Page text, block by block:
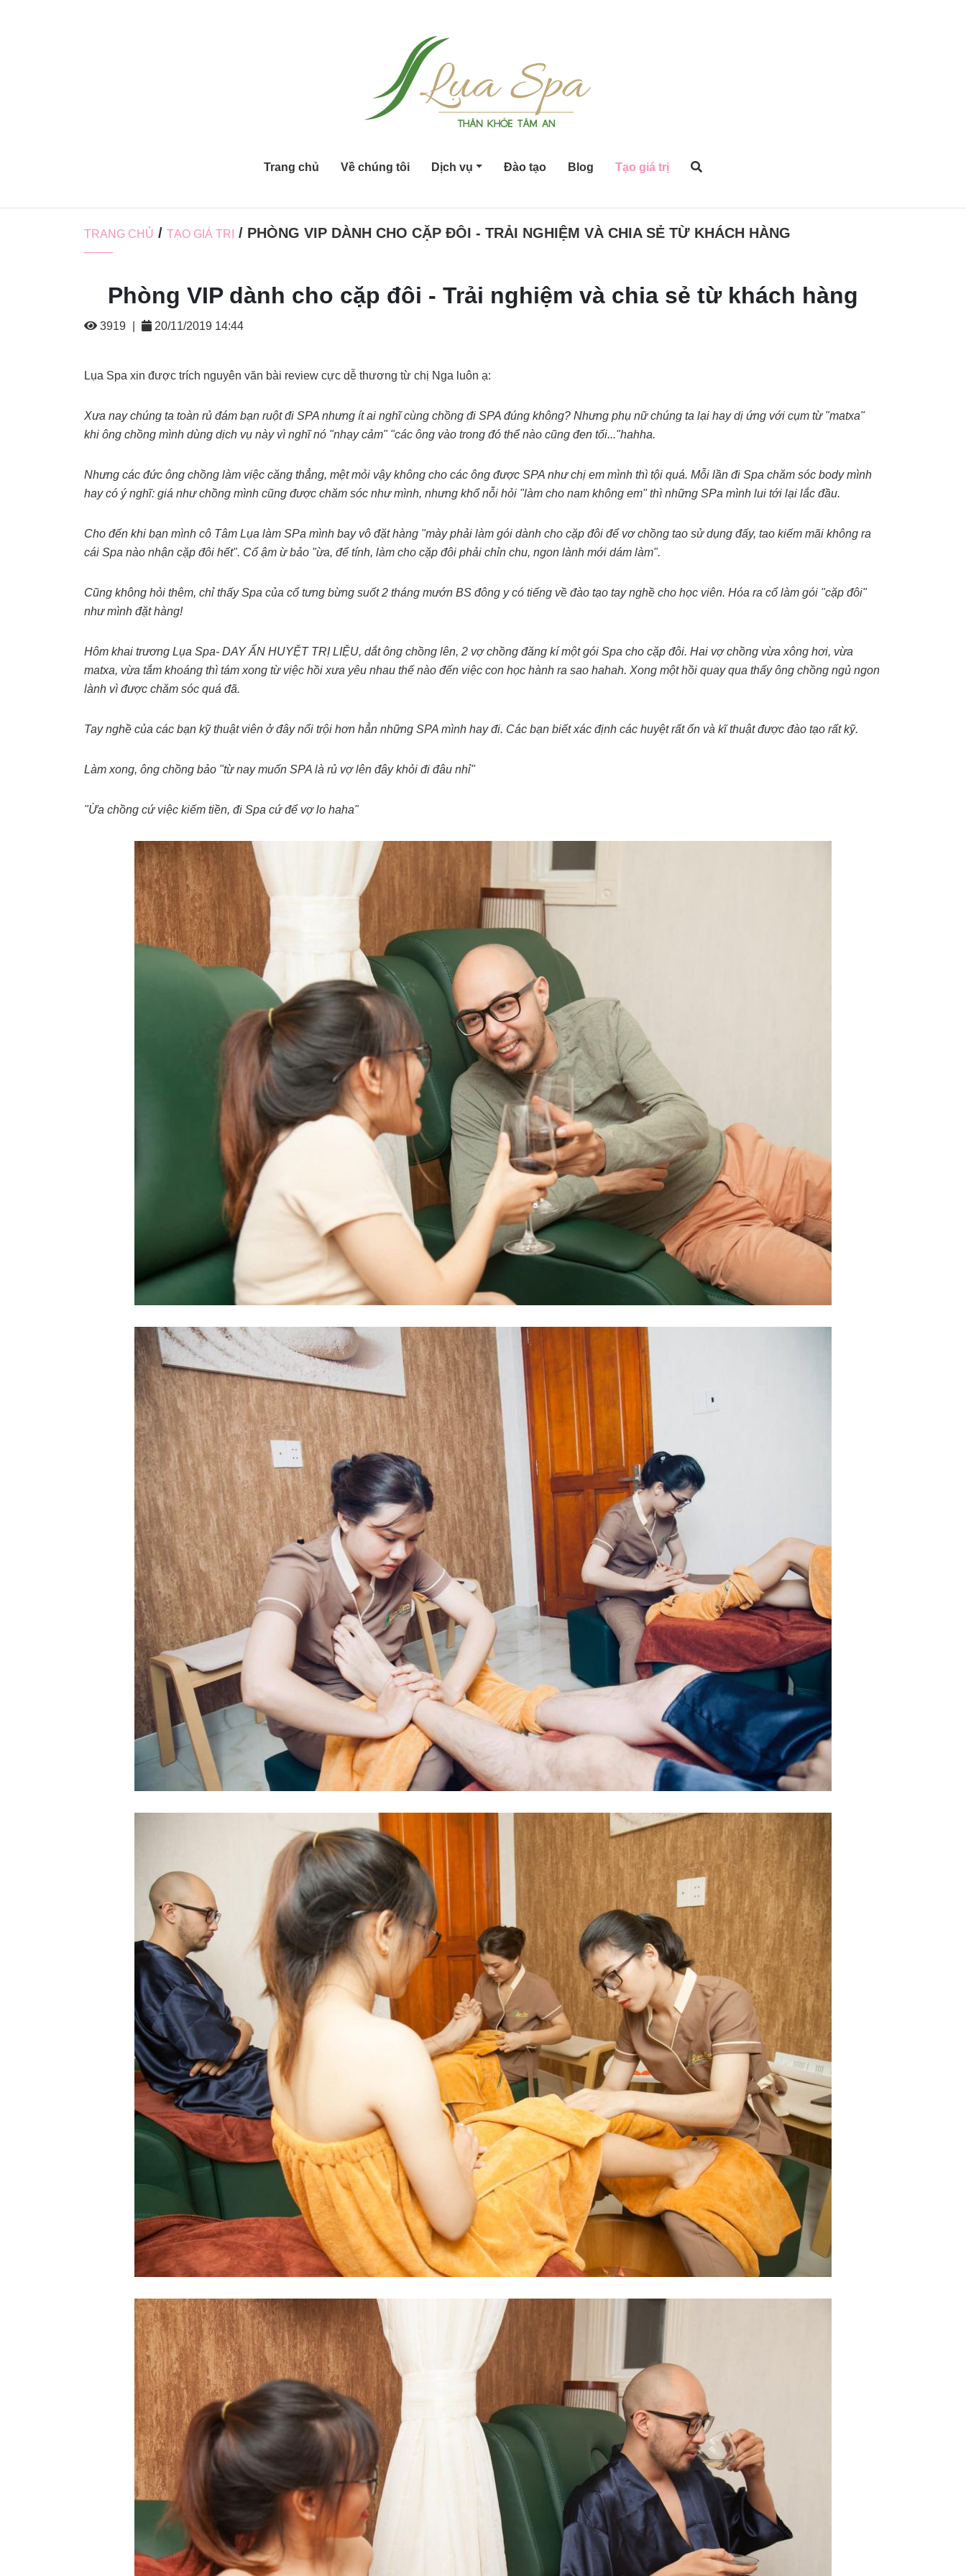
Trang chủ Về chúng tôi Dịch vụ Đào tạo Blog Tạo giá trị
TRANG CHỦ / TẠO GIÁ TRỊ / PHÒNG VIP DÀNH CHO CẶP ĐÔI - TRẢI NGHIỆM VÀ CHIA SẺ TỪ KHÁCH HÀNG
Phòng VIP dành cho cặp đôi - Trải nghiệm và chia sẻ từ khách hàng
3919 20/11/2019 14:44
Lụa Spa xin được trích nguyên văn bài review cực dễ thương từ chị Nga luôn ạ:
Xưa nay chúng ta toàn rủ đám bạn ruột đi SPA nhưng ít ai nghĩ cùng chồng đi SPA đúng không? Nhưng phụ nữ chúng ta lại hay dị ứng với cụm từ "matxa"
khi ông chồng mình dùng dịch vụ này vì nghĩ nó "nhạy cảm" "các ông vào trong đó thể nào cũng đen tối..."hahha.
Nhưng các đức ông chồng làm việc căng thẳng, mệt mỏi vậy không cho các ông được SPA như chị em mình thì tội quá. Mỗi lần đi Spa chăm sóc body mình
hay có ý nghĩ: giá như chồng mình cũng được chăm sóc như mình, nhưng khổ nỗi hỏi "làm cho nam không em" thì những SPa mình lui tới lại lắc đầu.
Cho đến khi bạn mình cô Tâm Lụa làm SPa mình bay vô đặt hàng "mày phải làm gói dành cho cặp đôi để vơ chồng tao sử dụng đấy, tao kiếm mãi không ra
cái Spa nào nhận cặp đôi hết". Cổ ậm ừ bảo "ừa, để tính, làm cho cặp đôi phải chỉn chu, ngon lành mới dám làm".
Cũng không hỏi thêm, chỉ thấy Spa của cổ tưng bừng suốt 2 tháng mướn BS đông y có tiếng về đào tạo tay nghề cho học viên. Hóa ra cổ làm gói "cặp đôi"
như mình đặt hàng!
Hôm khai trương Lụa Spa- DAY ẤN HUYỆT TRỊ LIỆU, dắt ông chồng lên, 2 vợ chồng đăng kí một gói Spa cho cặp đôi. Hai vợ chồng vừa xông hơi, vừa
matxa, vừa tắm khoáng thì tám xong từ việc hồi xưa yêu nhau thế nào đến việc con học hành ra sao hahah. Xong một hồi quay qua thấy ông chồng ngủ ngon
lành vì được chăm sóc quá đã.
Tay nghề của các bạn kỹ thuật viên ở đây nổi trội hơn hẳn những SPA mình hay đi. Các bạn biết xác định các huyệt rất ổn và kĩ thuật được đào tạo rất kỹ.
Làm xong, ông chồng bảo "từ nay muốn SPA là rủ vợ lên đây khỏi đi đâu nhỉ"
"Ừa chồng cứ việc kiếm tiền, đi Spa cứ để vợ lo haha"